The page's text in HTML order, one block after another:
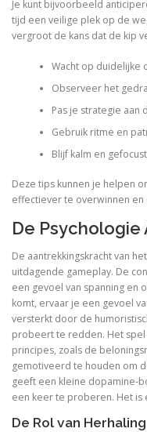
Je kunt bijvoorbeeld
tijd een veilige plek op de
vergroot de kans dat de kip
Wacht op duidelijke
Observeer het
Pas je strategie aan
Gebruik ritme en
Blijf kalm en
Deze tips kunnen je helpen
effectiever te overwinnen
De Psychologie
De aantrekkingskracht van
uitdagende gameplay. De
een gevoel van spanning en
komt, ervaar je een gevoel
versterkt door de
probeert te redden. Het spel
principes, zoals de
gemotiveerd te houden om
geeft een kleine dopamine-
een keer te proberen. Het is
De Rol van